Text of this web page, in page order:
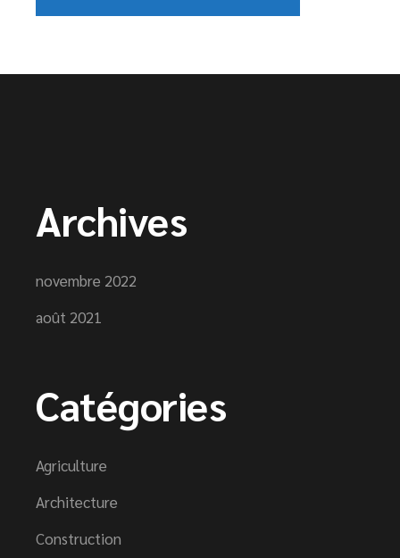
Archives
novembre 2022
août 2021
Catégories
Agriculture
Architecture
Construction